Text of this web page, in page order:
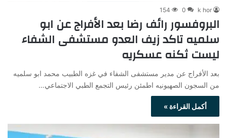
k hor
0
154
البروفسور رائف رضا بعد الأفراج عن ابو
سلميه تاكد زيف العدو مستشفى الشفاء
ليست ثكنه عسكريه
بعد الأفراج عن مدير مستشفى الشفاء في غزه الطبيب محمد ابو سلميه
من السجون الصهيونيه اطمئن رئيس التجمع الطبي الاجتماعي…
أكمل القراءة »